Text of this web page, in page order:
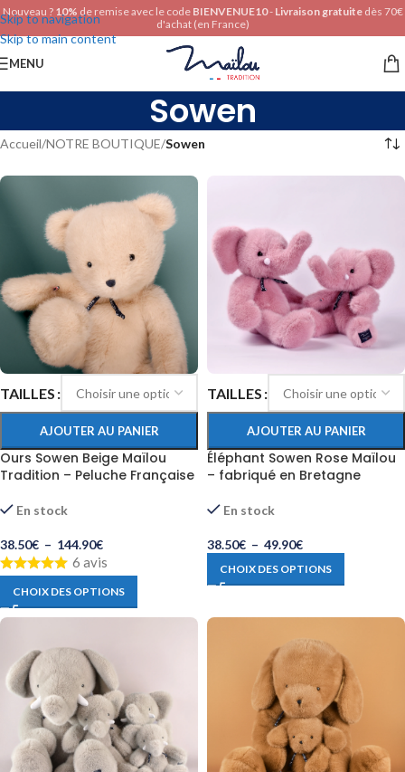
Skip to navigation
Skip to main content
Nouveau ? 10% de remise avec le code BIENVENUE10- Livraison gratuitedès 70€
d'achat (en France)
MENU
Sowen
Accueil/NOTRE BOUTIQUE/Sowen
TAILLES
AJOUTER AU PANIER
Ours Sowen Beige Maïlou
Tradition – Peluche Française
En stock
38.50€ – 144.90€
6 avis
CHOIX DES OPTIONS
TAILLES
AJOUTER AU PANIER
Éléphant Sowen Rose Maïlou
– fabriqué en Bretagne
En stock
38.50€ – 49.90€
CHOIX DES OPTIONS